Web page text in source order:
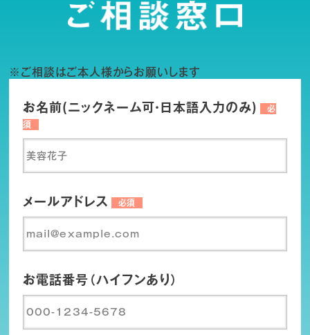
※ご相談はご本人様からお願いします
お名前(ニックネーム可・日本語入力のみ)
必
須
メールアドレス 必須
お電話番号（ハイフンあり）